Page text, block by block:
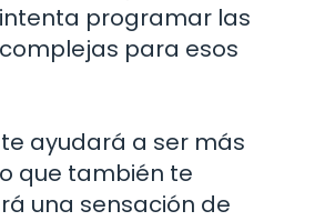
programar las
para esos
ayudará a ser más
que también te
una sensación de